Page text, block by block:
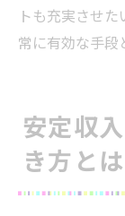
トも充実させ
常に有効な手段
安定収
き方とは